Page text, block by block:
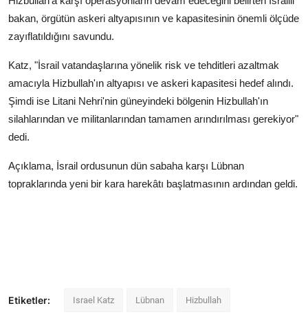
bakan, örgütün askeri altyapısının ve kapasitesinin önemli ölçüde
zayıflatıldığını savundu.
Katz, "İsrail vatandaşlarına yönelik risk ve tehditleri azaltmak
amacıyla Hizbullah'ın altyapısı ve askeri kapasitesi hedef alındı.
Şimdi ise Litani Nehri'nin güneyindeki bölgenin Hizbullah'ın
silahlarından ve militanlarından tamamen arındırılması gerekiyor"
dedi.
Açıklama, İsrail ordusunun dün sabaha karşı Lübnan
topraklarında yeni bir kara harekâtı başlatmasının ardından geldi.
Etiketler: Israel Katz Lübnan Hizbullah